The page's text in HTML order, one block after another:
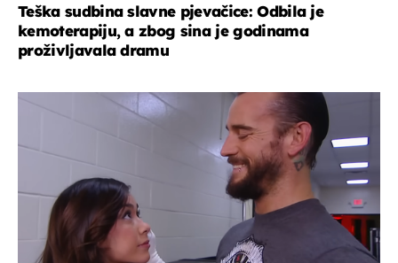
Teška sudbina slavne pjevačice: Odbila je
kemoterapiju, a zbog sina je godinama
proživljavala dramu